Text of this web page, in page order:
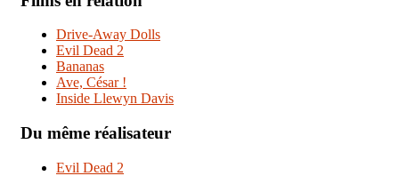
Drive-Away Dolls
Evil Dead 2
Bananas
Ave, César !
Inside Llewyn Davis
Du même réalisateur
Evil Dead 2